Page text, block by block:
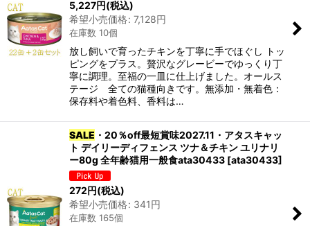
5,227円(税込)
希望小売価格: 7,128円
在庫数 10個
放し飼いで育ったチキンを丁寧に手でほぐし トッ
ピングをプラス。贅沢なグレービーでゆっくり丁
寧に調理。至福の一皿に仕上げました。オールス
テージ 全ての猫種向きです。無添加・無着色：
保存料や着色料、香料は…
SALE ・20％off最短賞味2027.11・アタスキャッ
ト デイリーディフェンス ツナ＆チキン ユリナリ
ー80g 全年齢猫用一般食ata30433 [ata30433]
272円(税込)
希望小売価格: 341円
在庫数 165個